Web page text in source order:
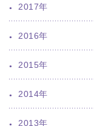
2017年
2016年
2015年
2014年
2013年